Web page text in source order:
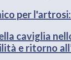
per
caviglia
e ritorno